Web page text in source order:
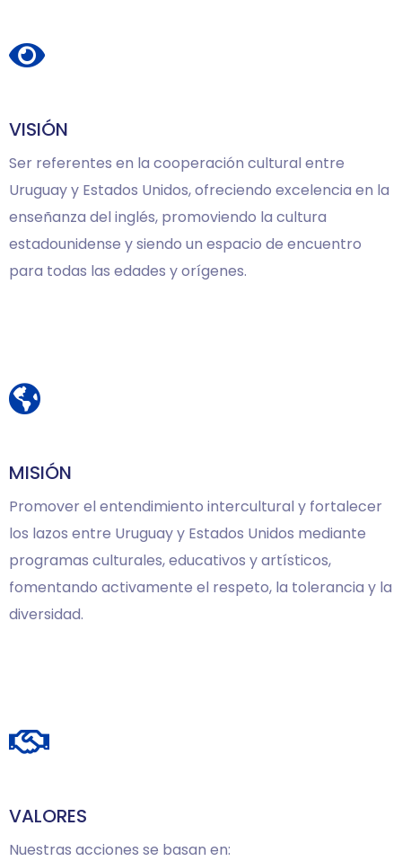
VISIÓN
Ser referentes en la cooperación cultural entre
Uruguay y Estados Unidos, ofreciendo excelencia en la
enseñanza del inglés, promoviendo la cultura
estadounidense y siendo un espacio de encuentro
para todas las edades y orígenes.
MISIÓN
Promover el entendimiento intercultural y fortalecer
los lazos entre Uruguay y Estados Unidos mediante
programas culturales, educativos y artísticos,
fomentando activamente el respeto, la tolerancia y la
diversidad.
VALORES
Nuestras acciones se basan en: